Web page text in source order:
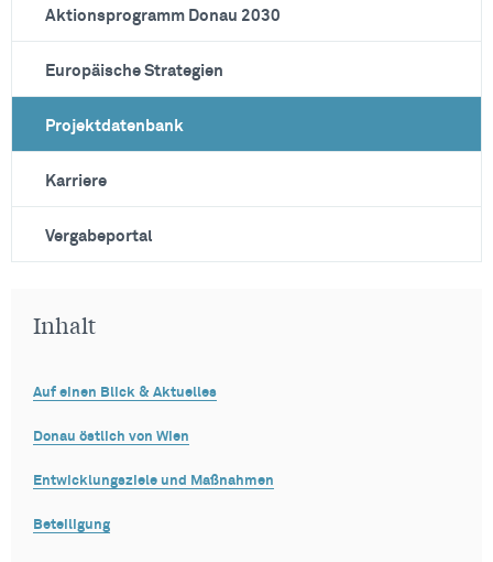
Aktionsprogramm Donau 2030
Europäische Strategien
Projektdatenbank
Karriere
Vergabeportal
Inhalt
Auf einen Blick & Aktuelles
Donau östlich von Wien
Entwicklungsziele und Maßnahmen
Beteiligung